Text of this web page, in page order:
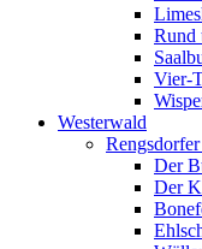
Rund
Vier-
Westerwald
Der
Der